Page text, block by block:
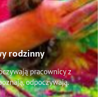
rodzinny
pracownicy z
odpoczywają.